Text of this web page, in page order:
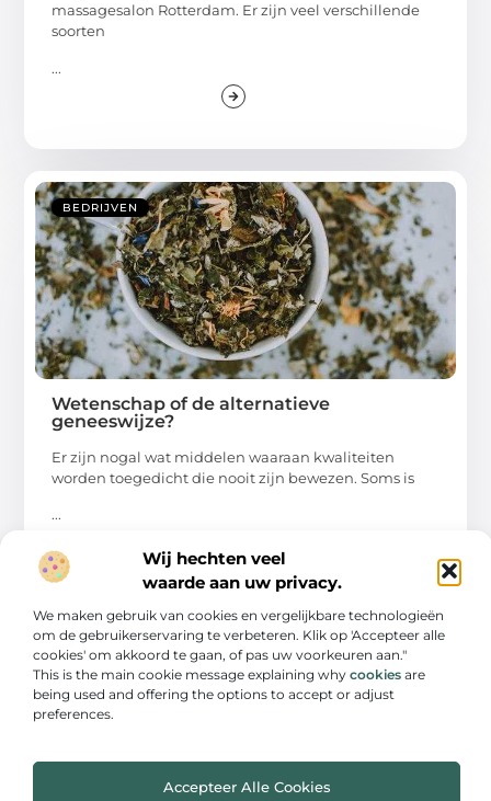
Wij hechten veel
waarde aan uw privacy.
We maken gebruik van cookies en vergelijkbare technologieën
om de gebruikerservaring te verbeteren. Klik op 'Accepteer alle
cookies' om akkoord te gaan, of pas uw voorkeuren aan."
This is the main cookie message explaining why cookies are
being used and offering the options to accept or adjust
preferences.
Accepteer Alle Cookies
massagesalon Rotterdam. Er zijn veel verschillende
soorten
...
BEDRIJVEN
Wetenschap of de alternatieve
geneeswijze?
Er zijn nogal wat middelen waaraan kwaliteiten
worden toegedicht die nooit zijn bewezen. Soms is
...